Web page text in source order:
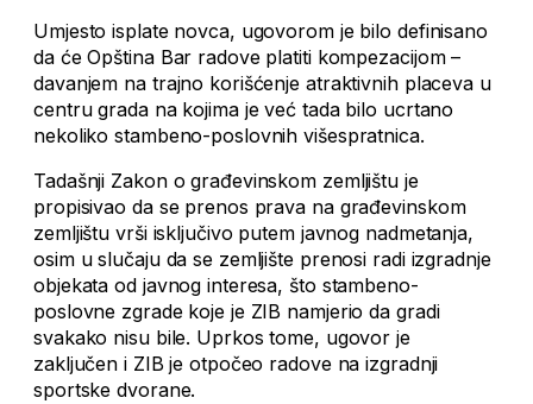
Umjesto isplate novca, ugovorom je bilo definisano
da će Opština Bar radove platiti kompezacijom –
davanjem na trajno korišćenje atraktivnih placeva u
centru grada na kojima je već tada bilo ucrtano
nekoliko stambeno-poslovnih višespratnica.
Tadašnji Zakon o građevinskom zemljištu je
propisivao da se prenos prava na građevinskom
zemljištu vrši isključivo putem javnog nadmetanja,
osim u slučaju da se zemljište prenosi radi izgradnje
objekata od javnog interesa, što stambeno-
poslovne zgrade koje je ZIB namjerio da gradi
svakako nisu bile. Uprkos tome, ugovor je
zaključen i ZIB je otpočeo radove na izgradnji
sportske dvorane.